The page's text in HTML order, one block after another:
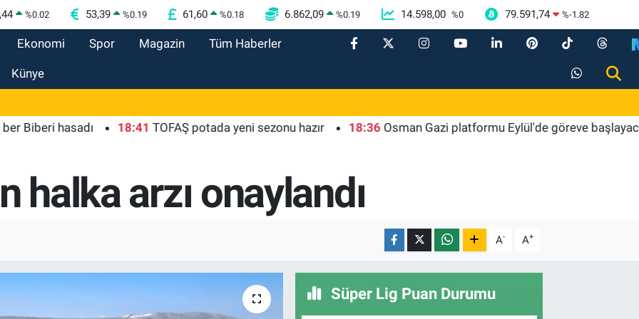
%0.02 53,39 %0.19 61,60 %0.18 6.862,09 %0.19 14.598,00 %0 79.591,74 %-1.82
Ekonomi Spor Magazin Tüm Haberler
Künye
hasadı 18:41 TOFAŞ potada yeni sezonu hazır 18:36 Osman Gazi platformu Eylül'de göreve başlayacak...
halka arzı onaylandı
A- A+
Süper Lig Puan Durumu